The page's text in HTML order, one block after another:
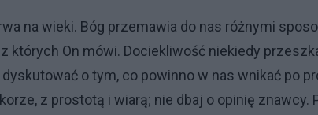
na wieki. Bóg przemawia do nas różnymi
których On mówi. Dociekliwość niekiedy
o tym, co powinno w nas wnikać po
z prostotą i wiarą; nie dbaj o opinię znawcy.